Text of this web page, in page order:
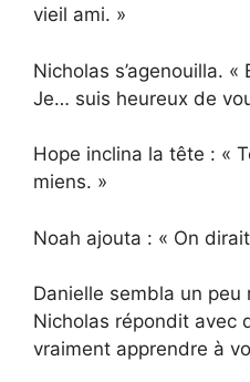
vieil ami. »
Nicholas s’agenouilla.
Je… suis heureux de
Hope inclina la tête : «
miens. »
Noah ajouta : « On
Danielle sembla un peu
Nicholas répondit avec
vraiment apprendre à